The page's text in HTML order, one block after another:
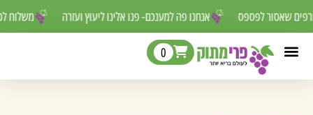
אנחנו פה למענכם- פנו אלינו ליעוץ ועזרה שאסור לפספס
0